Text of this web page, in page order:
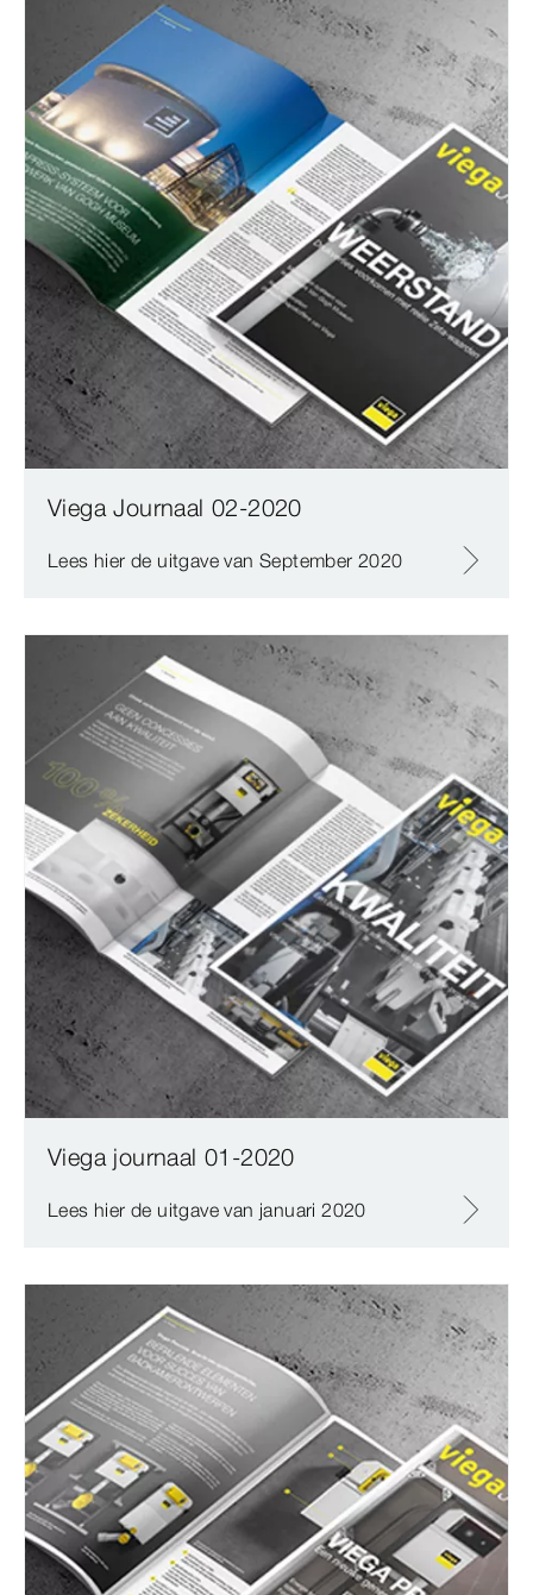
Viega Journaal 02-2020
Lees hier de uitgave van September 2020
Viega journaal 01-2020
Lees hier de uitgave van januari 2020